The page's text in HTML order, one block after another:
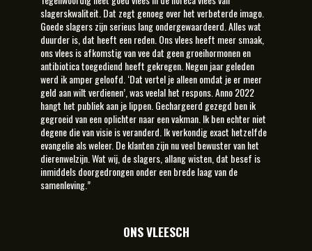
slagerskwaliteit. Dat zegt genoeg over het verbeterde imago.
Goede slagers zijn serieus lang ondergewaardeerd. Alles wat
duurder is, dat heeft een reden. Ons vlees heeft meer smaak,
ons vlees is afkomstig van vee dat geen groeihormonen en
antibiotica toegediend heeft gekregen. Negen jaar geleden
werd ik amper geloofd. ‘Dat vertel je alleen omdat je er meer
geld aan wilt verdienen’, was veelal het respons. Anno 2022
hangt het publiek aan je lippen. Gechargeerd gezegd ben ik
gegroeid van een oplichter naar een vakman. Ik ben echter niet
degene die van visie is veranderd. Ik verkondig exact hetzelfde
evangelie als weleer. De klanten zijn nu veel bewuster van het
dierenwelzijn. Wat wij, de slagers, allang wisten, dat besef is
inmiddels doorgedrongen onder een brede laag van de
samenleving.”
ONS VLEESCH